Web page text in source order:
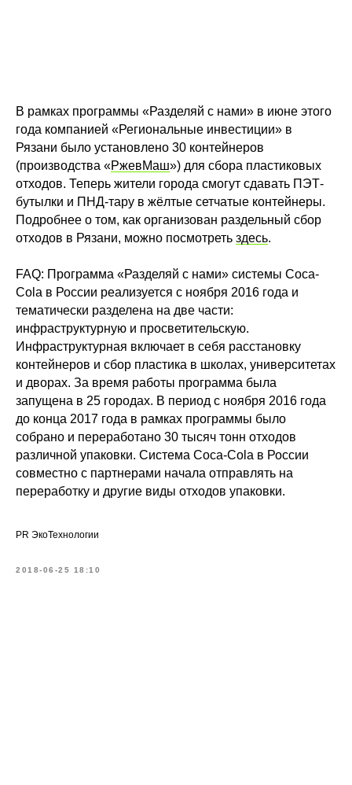
В рамках программы «Разделяй с нами» в июне этого
года компанией «Региональные инвестиции» в
Рязани было установлено 30 контейнеров
(производства «РжевМаш») для сбора пластиковых
отходов. Теперь жители города смогут сдавать ПЭТ-
бутылки и ПНД-тару в жёлтые сетчатые контейнеры.
Подробнее о том, как организован раздельный сбор
отходов в Рязани, можно посмотреть здесь.
FAQ: Программа «Разделяй с нами» системы Coca-
Cola в России реализуется с ноября 2016 года и
тематически разделена на две части:
инфраструктурную и просветительскую.
Инфраструктурная включает в себя расстановку
контейнеров и сбор пластика в школах, университетах
и дворах. За время работы программа была
запущена в 25 городах. В период с ноября 2016 года
до конца 2017 года в рамках программы было
собрано и переработано 30 тысяч тонн отходов
различной упаковки. Система Coca-Cola в России
совместно с партнерами начала отправлять на
переработку и другие виды отходов упаковки.
PR ЭкоТехнологии
2018-06-25 18:10